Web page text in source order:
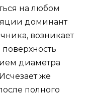
на любом
доминант
возникает
диаметра
же
полного